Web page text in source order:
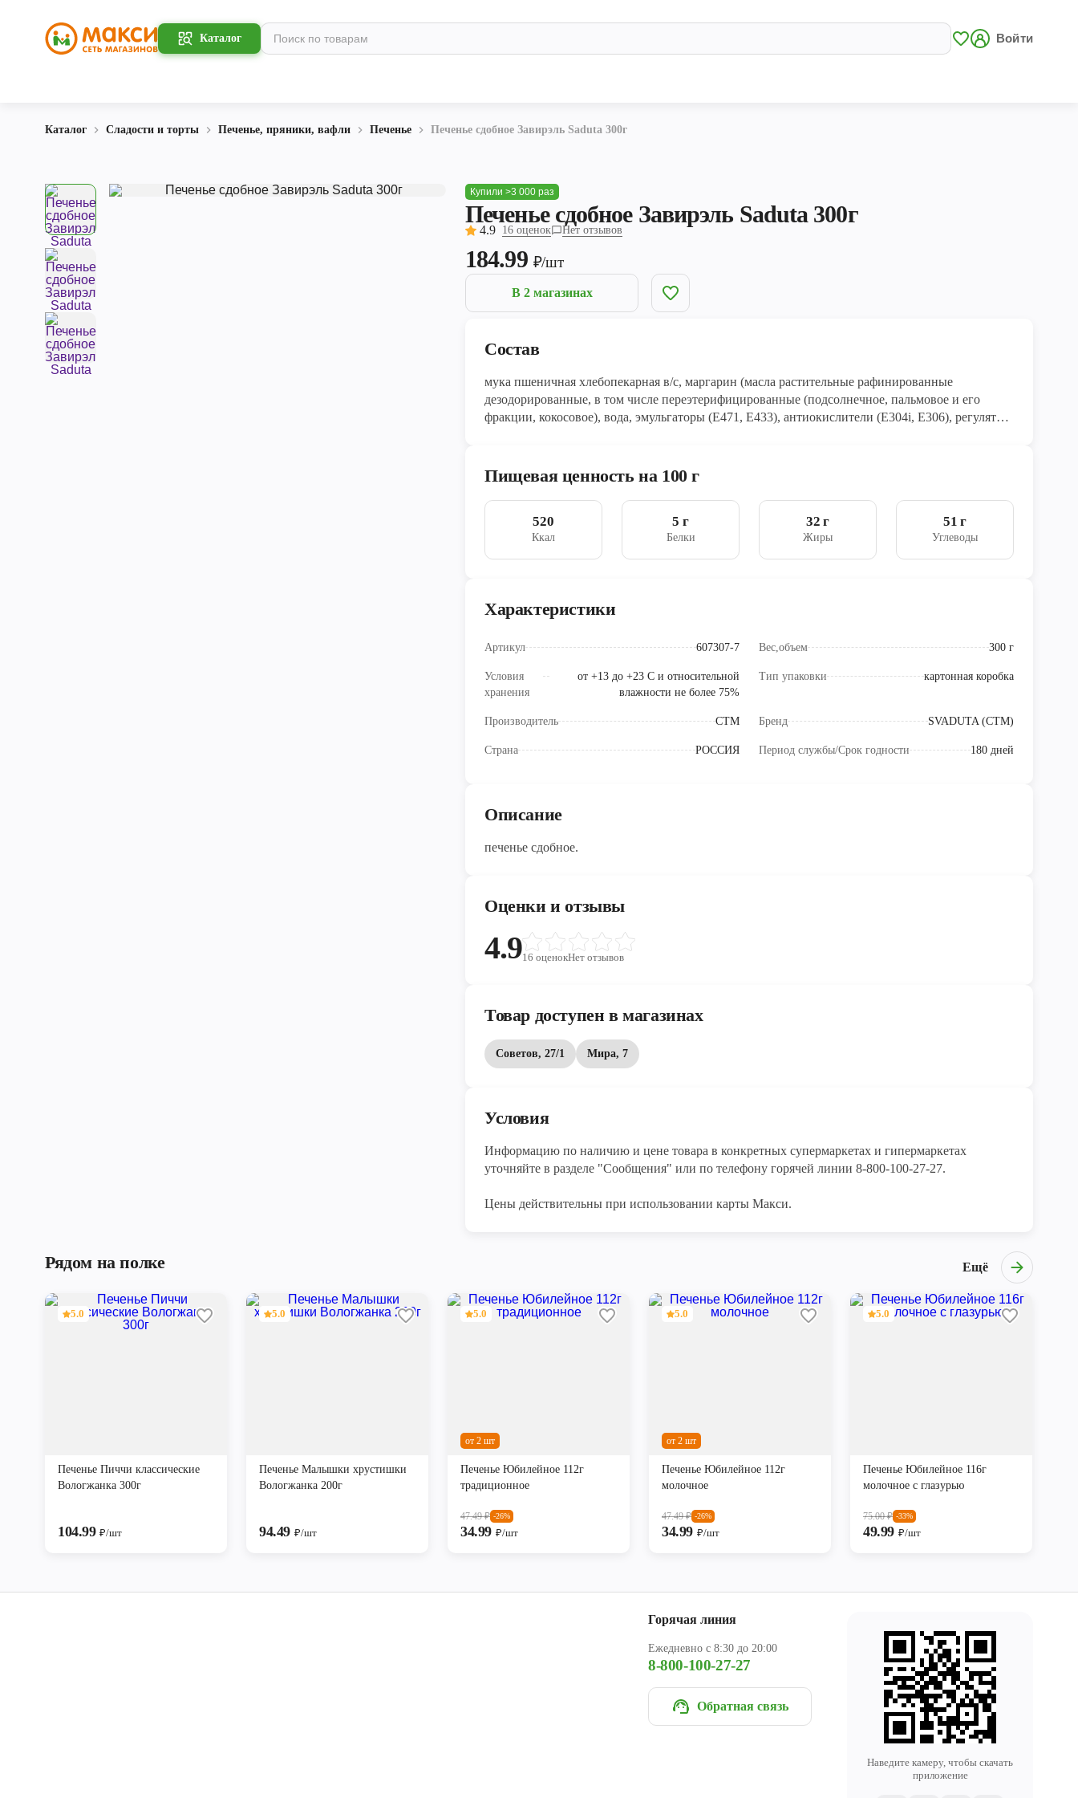
Каталог Войти
Каталог Сладости и торты Печенье, пряники, вафли Печенье Печенье сдобное Завирэль Saduta 300г
Купили >3 000 раз
Печенье сдобное Завирэль Saduta 300г
4.9 16 оценок Нет отзывов
184.99 ₽/шт
В 2 магазинах
Состав
мука пшеничная хлебопекарная в/с, маргарин (масла растительные рафинированные
дезодорированные, в том числе переэтерифицированные (подсолнечное, пальмовое и его
фракции, кокосовое), вода, эмульгаторы (Е471, Е433), антиокислители (Е304i, Е306), регулятор
дрожжи хлебопекарные сухие инстантные (дрожжи, эмульгатор Е491, антиокислитель Е300),
разрыхлители (Е450i, Е500ii), соль, консервант сорбиновая кислота, ароматизатор «Масло
сливочное тип «Вологодское», краситель Е102.
Пищевая ценность на 100 г
520
Ккал
5 г
Белки
32 г
Жиры
51 г
Углеводы
Характеристики
Артикул 607307-7 Вес,объем 300 г
Условия
хранения
от +13 до +23 C и относительной
влажности не более 75%
Тип упаковки картонная коробка
Производитель СТМ Бренд SVADUTA (СТМ)
Страна РОССИЯ Период службы/Срок годности 180 дней
Описание
печенье сдобное.
Оценки и отзывы
4.916 оценокНет отзывов
Товар доступен в магазинах
Советов, 27/1 Мира, 7
Условия
Информацию по наличию и цене товара в конкретных супермаркетах и гипермаркетах
уточняйте в разделе "Сообщения" или по телефону горячей линии 8-800-100-27-27.
Цены действительны при использовании карты Макси.
Рядом на полке Ещё
5.0
Печенье Пиччи классические
Вологжанка 300г
104.99₽/шт
5.0
Печенье Малышки хрустишки
Вологжанка 200г
94.49 ₽/шт
от 2 шт
5.0
Печенье Юбилейное 112г
традиционное
47.49₽ -26%
34.99 ₽/шт
от 2 шт
5.0
Печенье Юбилейное 112г
молочное
47.49₽ -26%
34.99 ₽/шт
5.0
Печенье Юбилейное 116г
молочное с глазурью
75.00₽ -33%
49.99 ₽/шт
Горячая линия
Ежедневно с 8:30 до 20:00
8-800-100-27-27
Обратная связь
Наведите камеру, чтобы скачать
приложение